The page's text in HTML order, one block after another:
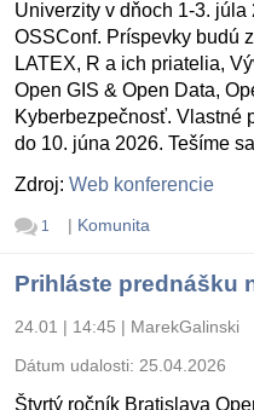
Univerzity v dňoch 1-3.
OSSConf. Príspevky budú
LATEX, R a ich priatelia,
Open GIS & Open Data,
Kyberbezpečnosť. Vlastné
do 10. júna 2026. Tešíme
Zdroj: Web konferencie
1 | Komunita
Prihláste prednášku
24.01 | 14:45 | MarekGalinski
Dátum udalosti: 25.04.2026
Štvrtý ročník Bratislava